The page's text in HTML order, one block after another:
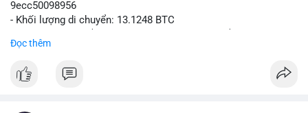
9ecc50098956
- Khối lượng di chuyển: 13.1248 BTC
USD)
Đọc thêm